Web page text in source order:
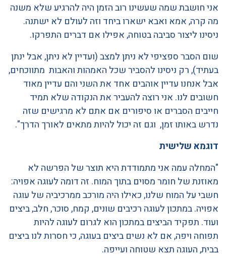
אני חושבת שמה שעשינו רוב הזמן היה להרגיע שלא משנה
מה קרה, אמא ואבא ישארו ביחד וזה לעולם לא ישתנה.
ניסינו ליצור סביבה בטוחה, אפילו אם דברים התפרקו.
שום הסבר ספציפי לא ניתן למצב (ועדיין לא ניתן, אבל ינתן
בעתיד), רק ניסינו להסביר שכל האמהות והאבות מתווכחים,
אבל אנחנו עדיין אוהבים אחד את השני והם עדיין מאוד
חשובים לנו. אני רוצה להעביר את הנקודה שלא תמיד
חייבים הסברים או סיפורים אם אתם לא מרגישים שזה
נדרש באותו זמן, וגם זה יכול להיות מתאים לאורך הדרך".
דוגמא שלישית
"המחלה עמה אני מתמודדת היא תוצר של הפרשה לא
מאוזנת של חומר מסוים בתוך המוח. זה דומה לעוגה אפויה:
חשבי על המוח שלנו, כאילו היה מורכב ממרכיביה של עוגה
אפויה. במתכון לעוגה רכיבים שונים, קמח, סוכר, חלב, ביצים
ועוד. תפקיד הביצים במתכון הוא לגרום לעוגה להיות
תפוחה ויפה, אם לא נשים ביצים בעוגה, כי חסרות לנו ביצים
בבית, העוגה תצא שטוחה ועייפה.